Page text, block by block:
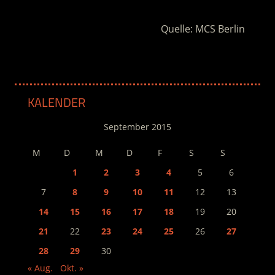
Quelle: MCS Berlin
KALENDER
September 2015
M D M D F S
S
1
2 3 4 5
6
7
8 9 10 11 12
13
14
15 16 17 18 19
20
21
22 23 24 25 26
27
28
29
30
« Aug.
Okt. »